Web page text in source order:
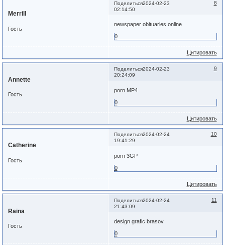
Поделиться 8
2024-02-23
02:14:50
Merrill
Гость
newspaper obituaries online
0
Цитировать
Поделиться 9
2024-02-23
20:24:09
Annette
Гость
porn MP4
0
Цитировать
Поделиться 10
2024-02-24
19:41:29
Catherine
Гость
porn 3GP
0
Цитировать
Поделиться 11
2024-02-24
21:43:09
Raina
Гость
design grafic brasov
0